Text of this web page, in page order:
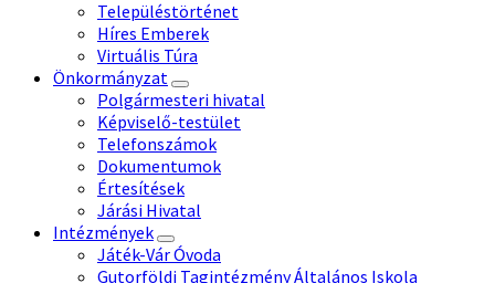
Településtörténet
Híres Emberek
Virtuális Túra
Önkormányzat
Polgármesteri hivatal
Képviselő-testület
Telefonszámok
Dokumentumok
Értesítések
Járási Hivatal
Intézmények
Játék-Vár Óvoda
Gutorföldi Tagintézmény Általános Iskola